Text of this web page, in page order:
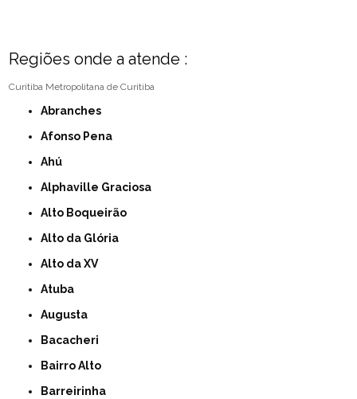
Regiões onde a atende :
Curitiba Metropolitana de Curitiba
Abranches
Afonso Pena
Ahú
Alphaville Graciosa
Alto Boqueirão
Alto da Glória
Alto da XV
Atuba
Augusta
Bacacheri
Bairro Alto
Barreirinha